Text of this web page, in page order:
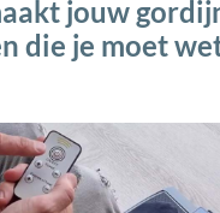
jouw
die je moet